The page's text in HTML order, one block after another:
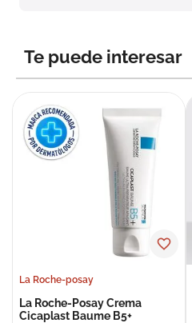
Te puede interesar
La Roche-posay
La Roche-Posay Crema
Cicaplast Baume B5+